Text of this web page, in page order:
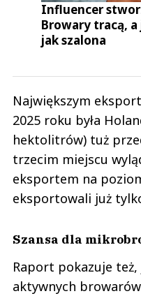
Influencer
Browary tracą,
jak szalona
Największym
2025 roku była
hektolitrów) tuż
trzecim miejscu
eksportem na
eksportowali już
Szansa dla
Raport pokazuje
aktywnych